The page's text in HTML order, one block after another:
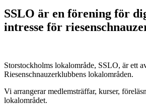
SSLO är en förening för
intresse för
Storstockholms lokalområde, SSLO, är ett
Riesenschnauzerklubbens lokalområden.
Vi arrangerar medlemsträffar, kurser,
lokalområdet.